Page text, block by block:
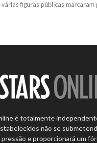
figuras públicas marcaram
é totalmente
não se
e proporcionará um